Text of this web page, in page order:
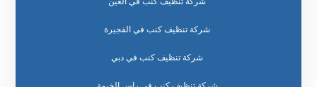
شركة تنظيف كنب في الفجيرة
شركة تنظيف كنب في دبي